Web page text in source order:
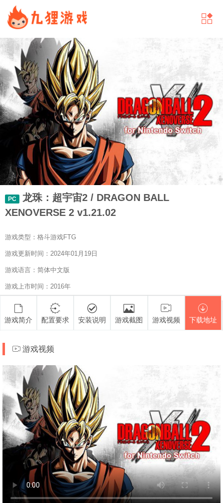
PC
龙珠：超宇宙2 / DRAGON BALL
XENOVERSE 2 v1.21.02
游戏类型：格斗游戏FTG
游戏更新时间：2024年01月19日
游戏语言：简体中文版
游戏上市时间：2016年
游戏简介 配置要求 安装说明 游戏截图 游戏视频 下载地址
游戏视频